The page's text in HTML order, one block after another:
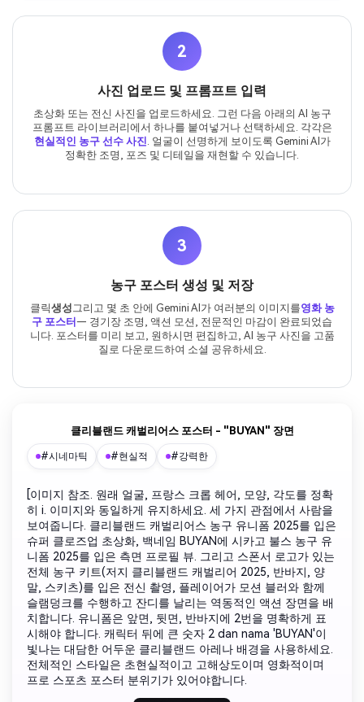
2
사진 업로드 및 프롬프트 입력
초상화 또는 전신 사진을 업로드하세요. 그런 다음 아래의 AI 농구
프롬프트 라이브러리에서 하나를 붙여넣거나 선택하세요. 각각은
현실적인 농구 선수 사진. 얼굴이 선명하게 보이도록 Gemini AI가
정확한 조명, 포즈 및 디테일을 재현할 수 있습니다.
3
농구 포스터 생성 및 저장
클릭생성 그리고 몇 초 안에 Gemini AI가 여러분의 이미지를영화 농
구 포스터 — 경기장 조명, 액션 모션, 전문적인 마감이 완료되었습
니다. 포스터를 미리 보고, 원하시면 편집하고, AI 농구 사진을 고품
질로 다운로드하여 소셜 공유하세요.
클리블랜드 캐벌리어스 포스터 - "BUYAN" 장면
#시네마틱 #현실적 #강력한
[이미지 참조. 원래 얼굴, 프랑스 크롭 헤어, 모양, 각도를 정확
히 i. 이미지와 동일하게 유지하세요. 세 가지 관점에서 사람을
보여줍니다. 클리블랜드 캐벌리어스 농구 유니폼 2025를 입은
슈퍼 클로즈업 초상화, 백네임 BUYAN에 시카고 불스 농구 유
니폼 2025를 입은 측면 프로필 뷰. 그리고 스폰서 로고가 있는
전체 농구 키트(저지 클리블랜드 캐벌리어 2025, 반바지, 양
말, 스키츠)를 입은 전신 촬영, 플레이어가 모션 블러와 함께
슬램덩크를 수행하고 잔디를 날리는 역동적인 액션 장면을 배
치합니다. 유니폼은 앞면, 뒷면, 반바지에 2번을 명확하게 표
시해야 합니다. 캐릭터 뒤에 큰 숫자 2 dan nama 'BUYAN'이
빛나는 대담한 어두운 클리블랜드 아레나 배경을 사용하세요.
전체적인 스타일은 초현실적이고 고해상도이며 영화적이며
프로 스포츠 포스터 분위기가 있어야합니다.